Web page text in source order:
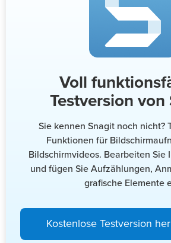
Voll
Testversion von
Sie kennen Snagit noch nicht?
Funktionen für
Bildschirmvideos. Bearbeiten Sie
und fügen Sie Aufzählungen,
grafische Elemente
Kostenlose Testversion